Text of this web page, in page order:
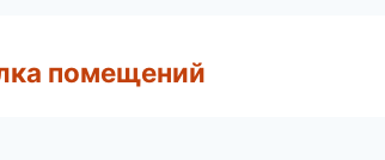
помещений